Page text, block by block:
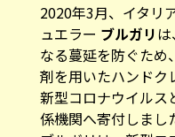
2020年3月、イタリ
ュエラー ブルガリ
なる蔓延を防ぐため
剤を用いたハンドク
新型コロナウイルス
係機関へ寄付しまし